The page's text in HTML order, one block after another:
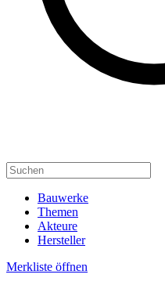
Bauwerke
Themen
Akteure
Hersteller
Merkliste öffnen